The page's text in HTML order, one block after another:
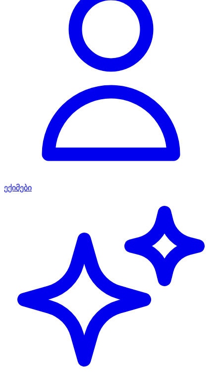
ექიმები